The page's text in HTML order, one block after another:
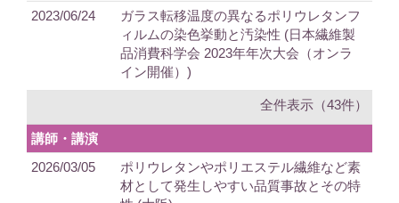
2023/06/24
ガラス転移温度の異なるポリウレタンフ
ィルムの染色挙動と汚染性 (日本繊維製
品消費科学会 2023年年次大会（オンラ
イン開催）)
全件表示（43件）
講師・講演
2026/03/05
ポリウレタンやポリエステル繊維など素
材として発生しやすい品質事故とその特